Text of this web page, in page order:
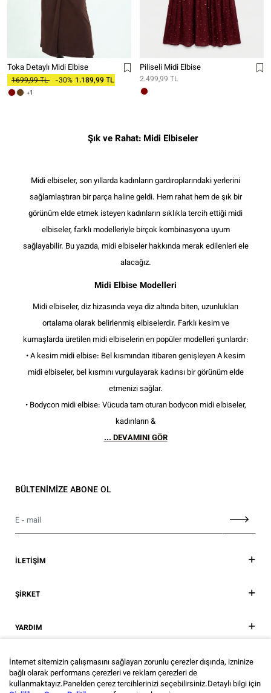
Toka Detaylı Midi Elbise
1699,99 TL -30% 1.189,99 TL
+1
Piliseli Midi Elbise
2.499,99 TL
Şık ve Rahat: Midi Elbiseler
Midi elbiseler, son yıllarda kadınların gardıroplarındaki yerlerini
sağlamlaştıran bir parça haline geldi. Hem rahat hem de şık bir
görünüm elde etmek isteyen kadınların sıklıkla tercih ettiği midi
elbiseler, farklı modelleriyle birçok kombinasyona uyum
sağlayabilir. Bu yazıda, midi elbiseler hakkında merak edilenleri ele
alacağız.
Midi Elbise Modelleri
Midi elbiseler, diz hizasında veya diz altında biten, uzunlukları
ortalama olarak belirlenmiş elbiselerdir. Farklı kesim ve
kumaşlarda üretilen midi elbiselerin en popüler modelleri şunlardır:
•A kesim midi elbise: Bel kısmından itibaren genişleyen A kesim
midi elbiseler, bel kısmını vurgulayarak kadınsı bir görünüm elde
etmenizi sağlar.
• Bodycon midi elbise: Vücuda tam oturan bodycon midi elbiseler,
kadınların &
... DEVAMINI GÖR
BÜLTENİMİZE ABONE OL
İLETİŞİM
ŞİRKET
YARDIM
SOSYAL MEDYA
İnternet sitemizin çalışmasını sağlayan zorunlu çerezler dışında, izninize
bağlı olarak performans çerezleri ve reklam çerezleri de
kullanmaktayız.Panelden çerez tercihlerinizi seçebilirsiniz.Detaylı bilgi için